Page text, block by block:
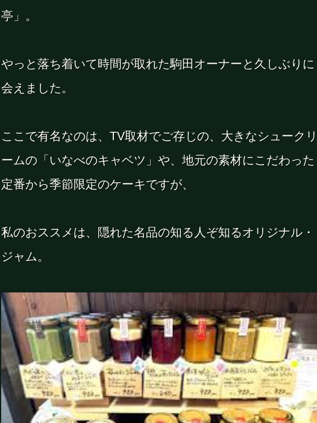
亭」。
やっと落ち着いて時間が取れた駒田オーナーと久しぶりに
会えました。
ここで有名なのは、TV取材でご存じの、大きなシュークリ
ームの「いなべのキャベツ」や、地元の素材にこだわった
定番から季節限定のケーキですが、
私のおススメは、隠れた名品の知る人ぞ知るオリジナル・
ジャム。